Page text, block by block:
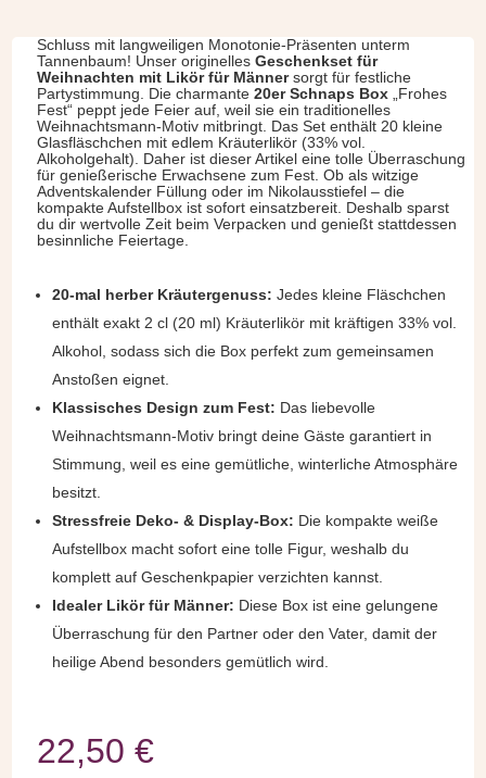
Schluss mit langweiligen Monotonie-Präsenten unterm
Tannenbaum! Unser originelles Geschenkset für
Weihnachten mit Likör für Männersorgt für festliche
Partystimmung. Die charmante 20er Schnaps Box„Frohes
Fest“ peppt jede Feier auf, weil sie ein traditionelles
Weihnachtsmann-Motiv mitbringt. Das Set enthält 20 kleine
Glasfläschchen mit edlem Kräuterlikör (33% vol.
Alkoholgehalt). Daher ist dieser Artikel eine tolle Überraschung
für genießerische Erwachsene zum Fest. Ob als witzige
Adventskalender Füllung oder im Nikolausstiefel – die
kompakte Aufstellbox ist sofort einsatzbereit. Deshalb sparst
du dir wertvolle Zeit beim Verpacken und genießt stattdessen
besinnliche Feiertage.
20-mal herber Kräutergenuss: Jedes kleine Fläschchen
enthält exakt 2 cl (20 ml) Kräuterlikör mit kräftigen 33% vol.
Alkohol, sodass sich die Box perfekt zum gemeinsamen
Anstoßen eignet.
Klassisches Design zum Fest: Das liebevolle
Weihnachtsmann-Motiv bringt deine Gäste garantiert in
Stimmung, weil es eine gemütliche, winterliche Atmosphäre
besitzt.
Stressfreie Deko- & Display-Box: Die kompakte weiße
Aufstellbox macht sofort eine tolle Figur, weshalb du
komplett auf Geschenkpapier verzichten kannst.
Idealer Likör für Männer: Diese Box ist eine gelungene
Überraschung für den Partner oder den Vater, damit der
heilige Abend besonders gemütlich wird.
22,50 €